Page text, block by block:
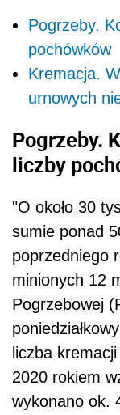
Pogrzeby.
pochówków
Kremacja.
urnowych
Pogrzeby.
liczby
"O około 30
sumie ponad
poprzedniego
minionych 12
Pogrzebowej
liczba
2020 rokiem
wykonano ok.